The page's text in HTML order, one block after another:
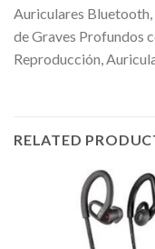
Auriculares
de Graves Profundos
Reproducción,
RELATED